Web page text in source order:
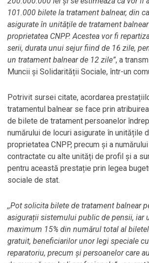
101.000 bilete la tratament balnear, din
asigurate în unităţile de tratament
proprietatea CNPP. Acestea vor fi
serii, durata unui sejur fiind de 16 zile,
un tratament balnear de 12 zile”, a
Muncii și Solidarității Sociale, într-un
Potrivit sursei citate, acordarea
tratamentul balnear se face prin atribuirea
de bilete de tratament persoanelor
numărului de locuri asigurate în unitățile
proprietatea CNPP, precum și a
contractate cu alte unități de profil și a
pentru această prestație prin legea
sociale de stat.
,,Pot solicita bilete de tratament balnear
asigurații sistemului public de pensii, iar
maximum 15% din numărul total al
gratuit, beneficiarilor unor legi speciale
reparatoriu, precum şi persoanelor care